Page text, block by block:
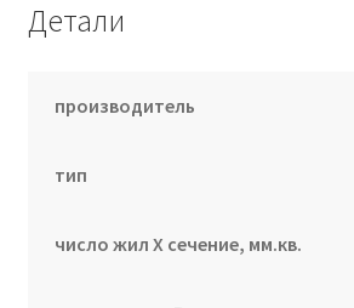
Детали
производитель
тип
число жил Х сечение, мм.кв.